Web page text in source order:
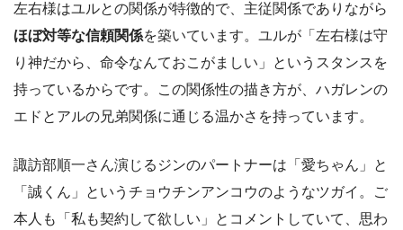
左右様はユルとの関係が特徴的で、主従関係でありながら
ほぼ対等な信頼関係を築いています。ユルが「左右様は守
り神だから、命令なんておこがましい」というスタンスを
持っているからです。この関係性の描き方が、ハガレンの
エドとアルの兄弟関係に通じる温かさを持っています。
諏訪部順一さん演じるジンのパートナーは「愛ちゃん」と
「誠くん」というチョウチンアンコウのようなツガイ。ご
本人も「私も契約して欲しい」とコメントしていて、思わ